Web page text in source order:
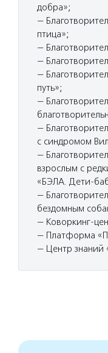
добра»;
—
птица»;
—
—
—
путь»;
—
—
с синдромом
—
взрослым с
«БЭЛА. Дети-
—
бездомным
— Коворкинг-
— Платформа
— Центр знаний